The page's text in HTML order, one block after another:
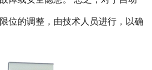
位的调整，由技术人员进行，以确